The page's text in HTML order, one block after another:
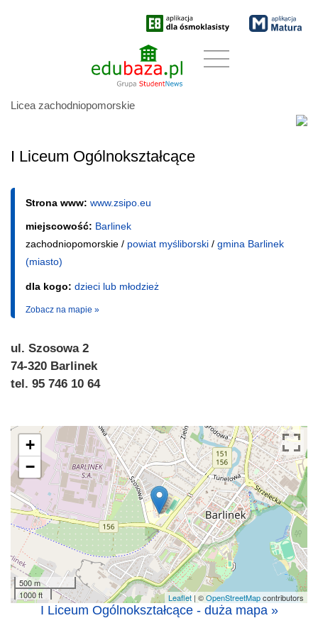
Licea zachodniopomorskie
I Liceum Ogólnokształcące
Strona www: www.zsipo.eu
miejscowość: Barlinek
zachodniopomorskie / powiat myśliborski / gmina Barlinek
(miasto)
dla kogo: dzieci lub młodzież
Zobacz na mapie »
ul. Szosowa 2
74-320 Barlinek
tel. 95 746 10 64
+
−
500 m
1000 ft
Leaflet| ©OpenStreetMapcontributors
I Liceum Ogólnokształcące - duża mapa »